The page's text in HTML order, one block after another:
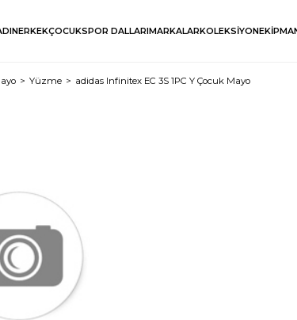
ERKEKÇOCUKSPOR DALLARIMARKALARKOLEKSİYON
Yüzme adidas Infinitex EC 3S 1PC Y Çocuk Mayo